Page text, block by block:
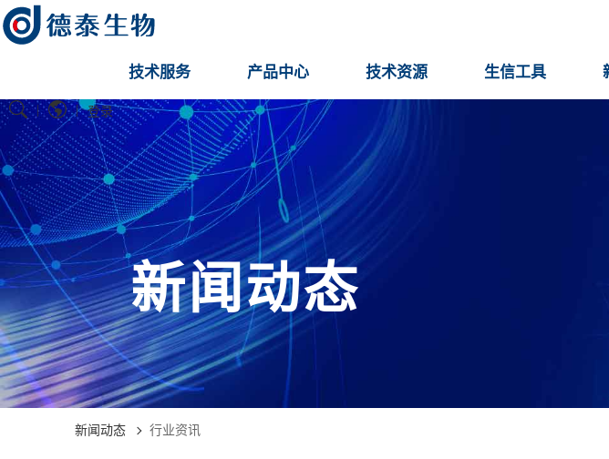
技术服务 产品中心 技术资源 生信工具
| | 登录
新闻动态
新闻动态 行业资讯